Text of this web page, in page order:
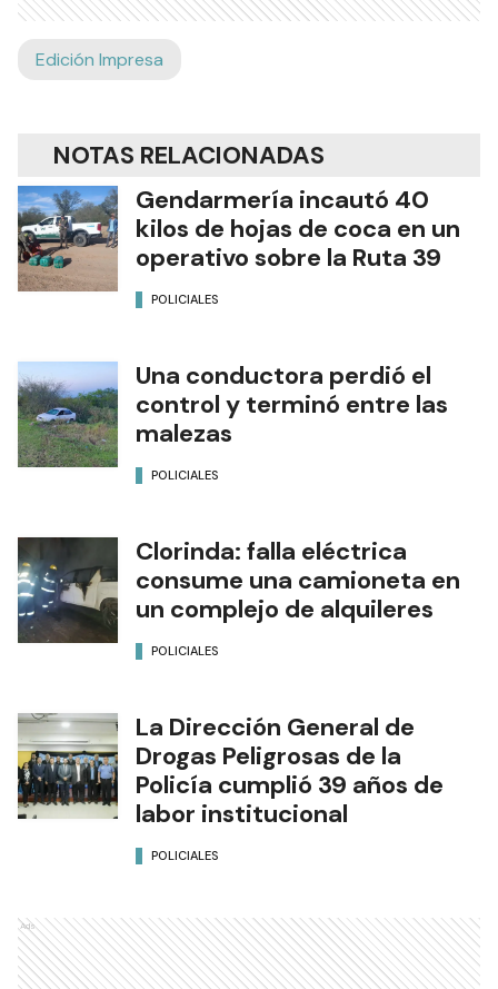
Edición Impresa
NOTAS RELACIONADAS
Gendarmería incautó 40
kilos de hojas de coca en un
operativo sobre la Ruta 39
POLICIALES
Una conductora perdió el
control y terminó entre las
malezas
POLICIALES
Clorinda: falla eléctrica
consume una camioneta en
un complejo de alquileres
POLICIALES
La Dirección General de
Drogas Peligrosas de la
Policía cumplió 39 años de
labor institucional
POLICIALES
Ads